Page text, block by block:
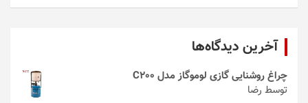
آخرین دیدگاه‌ها
چراغ روشنایی گازی لوموگاز مدل C200
توسط رضا